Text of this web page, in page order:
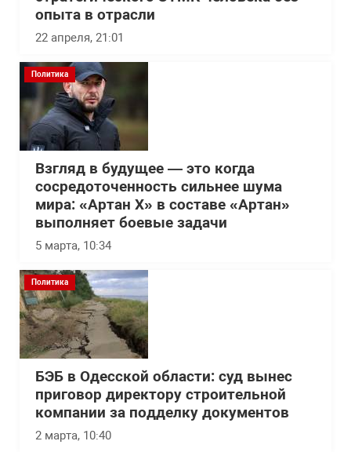
опыта в отрасли
22 апреля, 21:01
Политика
Взгляд в будущее — это когда
сосредоточенность сильнее шума
мира: «Артан Х» в составе «Артан»
выполняет боевые задачи
5 марта, 10:34
Политика
БЭБ в Одесской области: суд вынес
приговор директору строительной
компании за подделку документов
2 марта, 10:40